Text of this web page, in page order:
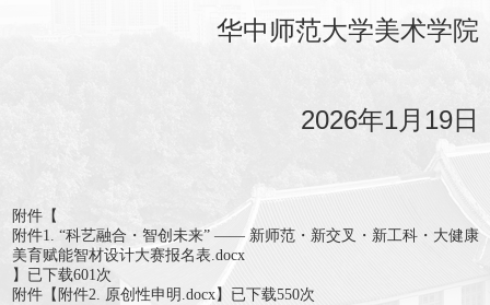
华中师范大学美术学院
2026年1月19日
附件【
附件1. “科艺融合・智创未来” —— 新师范・新交叉・新工科・大健康
美育赋能智材设计大赛报名表.docx
】已下载601次
附件【 附件2. 原创性申明.docx】已下载550次